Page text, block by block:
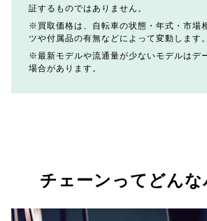
証するものではありません。
買取価格は、自転車の状態・年式・市場
ツや付属品の有無などによって変動します。
最新モデルや流通量が少ないモデルはデ
場合があります。
チェーンってどんな